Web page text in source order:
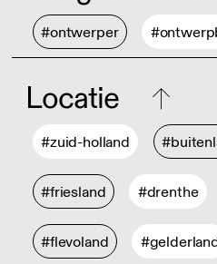
#ontwerper
Locatie
#zuid-holland
#friesland #drenthe
#flevoland